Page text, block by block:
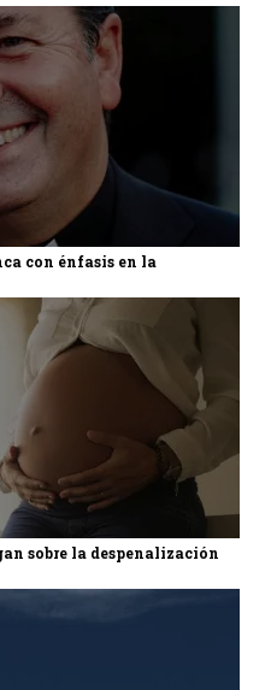
con énfasis en la
sobre la despenalización